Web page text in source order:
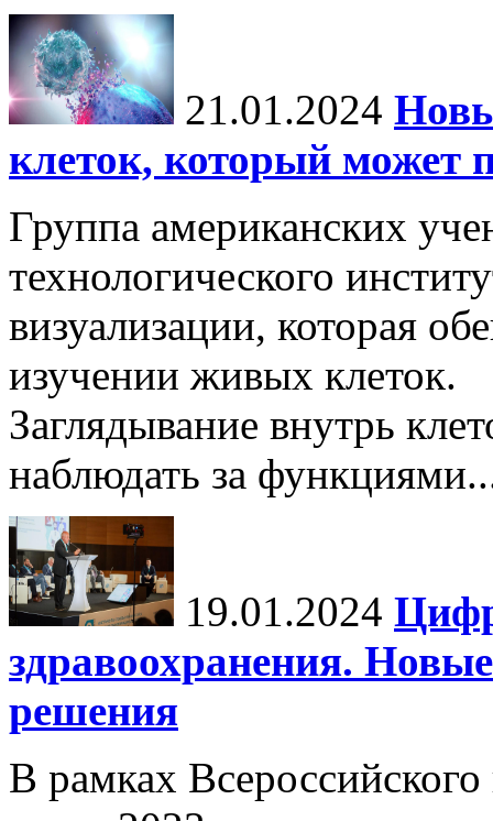
21.01.2024
клеток, который может
Группа американских
технологического
визуализации, которая
изучении живых клеток.
Заглядывание внутрь
наблюдать за
19.01.2024
здравоохранения.
решения
В рамках